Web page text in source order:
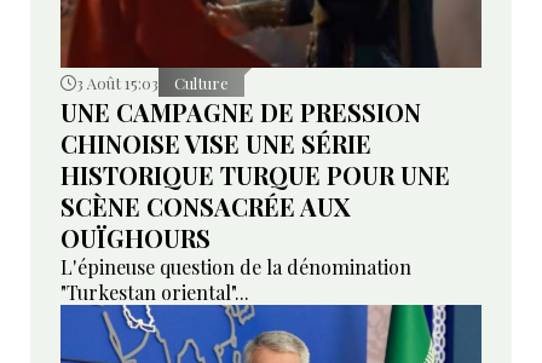
3 Août 15:03 Culture
UNE CAMPAGNE DE PRESSION
CHINOISE VISE UNE SÉRIE
HISTORIQUE TURQUE POUR UNE
SCÈNE CONSACRÉE AUX
OUÏGHOURS
L'épineuse question de la dénomination
"Turkestan oriental"...